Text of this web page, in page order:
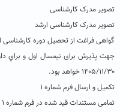
تصویر مدرک کارشناسی
تصویر مدرک کارشناسی ارشد
جهت پذیرش برای نیمسال اول و براي
۱۴۰۵/۱۱/۳۰ خواهد بود.
تکمیل و ارسال فرم شماره ۱
تمامی مستندات قید شده در فرم شماره ۱